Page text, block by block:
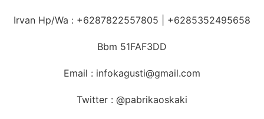
Irvan Hp/Wa : +6287822557805 | +6285352495658
Bbm 51FAF3DD
Email : infokagusti@gmail.com
Twitter : @pabrikaoskaki